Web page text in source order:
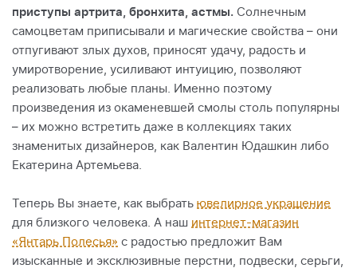
приступы артрита, бронхита, астмы. Солнечным
самоцветам приписывали и магические свойства – они
отпугивают злых духов, приносят удачу, радость и
умиротворение, усиливают интуицию, позволяют
реализовать любые планы. Именно поэтому
произведения из окаменевшей смолы столь популярны
– их можно встретить даже в коллекциях таких
знаменитых дизайнеров, как Валентин Юдашкин либо
Екатерина Артемьева.
Теперь Вы знаете, как выбрать ювелирное украшение
для близкого человека. А наш интернет-магазин
«Янтарь Полесья» с радостью предложит Вам
изысканные и эксклюзивные перстни, подвески, серьги,